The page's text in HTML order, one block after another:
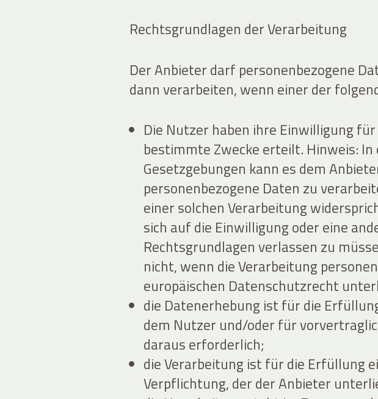
Rechtsgrundlagen der Verarbeitung
Der Anbieter darf personenbezogene
dann verarbeiten, wenn einer der
Die Nutzer haben ihre Einwilligung
bestimmte Zwecke erteilt. Hinweis: In
Gesetzgebungen kann es dem
personenbezogene Daten zu
einer solchen Verarbeitung
sich auf die Einwilligung oder eine
Rechtsgrundlagen verlassen zu
nicht, wenn die Verarbeitung
europäischen Datenschutzrecht
die Datenerhebung ist für die
dem Nutzer und/oder für
daraus erforderlich;
die Verarbeitung ist für die Erfüllung
Verpflichtung, der der Anbieter